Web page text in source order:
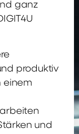
ganz
produktiv
einem
und